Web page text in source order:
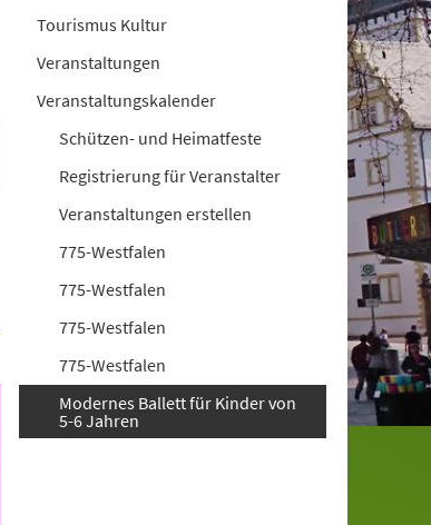
Tourismus Kultur
Veranstaltungen
Veranstaltungskalender
Schützen- und Heimatfeste
Registrierung für Veranstalter
Veranstaltungen erstellen
775-Westfalen
775-Westfalen
775-Westfalen
775-Westfalen
Modernes Ballett für Kinder von
5-6 Jahren